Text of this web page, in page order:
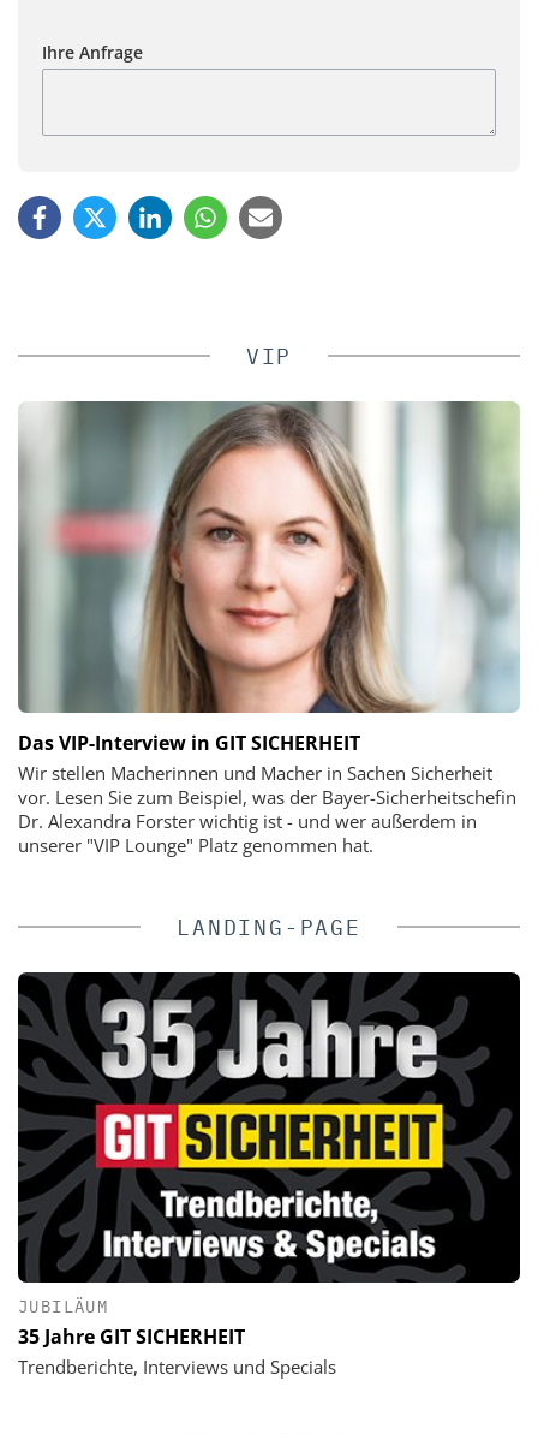
Ihre Anfrage
VIP
Das VIP-Interview in GIT SICHERHEIT
Wir stellen Macherinnen und Macher in Sachen Sicherheit
vor. Lesen Sie zum Beispiel, was der Bayer-Sicherheitschefin
Dr. Alexandra Forster wichtig ist - und wer außerdem in
unserer "VIP Lounge" Platz genommen hat.
LANDING-PAGE
JUBILÄUM
35 Jahre GIT SICHERHEIT
Trendberichte, Interviews und Specials